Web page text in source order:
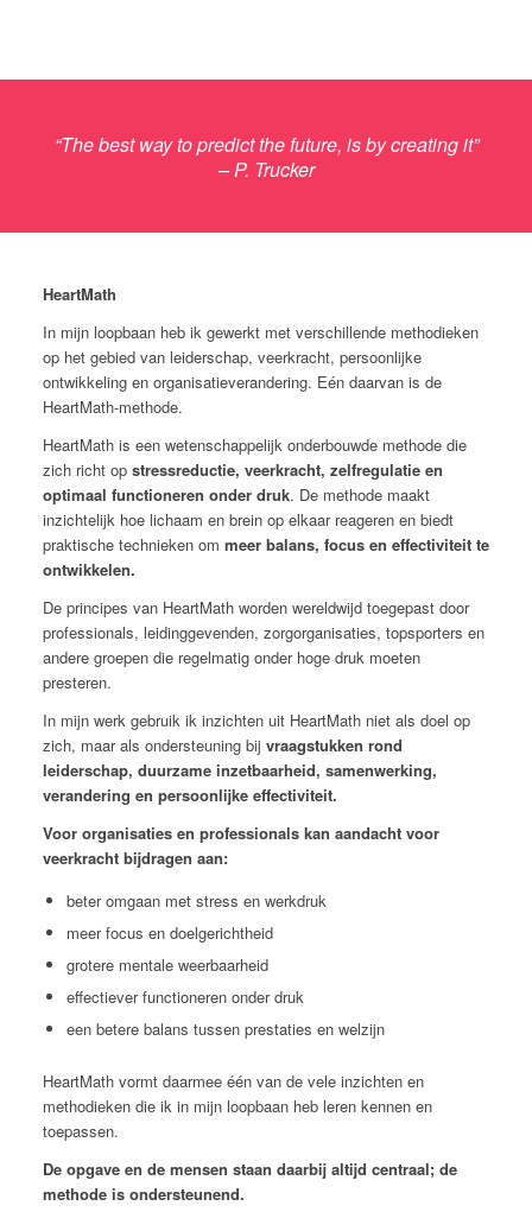
“The best way to predict the future, is by creating it”
– P. Trucker
HeartMath
In mijn loopbaan heb ik gewerkt met verschillende methodieken
op het gebied van leiderschap, veerkracht, persoonlijke
ontwikkeling en organisatieverandering. Eén daarvan is de
HeartMath-methode.
HeartMath is een wetenschappelijk onderbouwde methode die
zich richt op stressreductie, veerkracht, zelfregulatie en
optimaal functioneren onder druk. De methode maakt
inzichtelijk hoe lichaam en brein op elkaar reageren en biedt
praktische technieken om meer balans, focus en effectiviteit te
ontwikkelen.
De principes van HeartMath worden wereldwijd toegepast door
professionals, leidinggevenden, zorgorganisaties, topsporters en
andere groepen die regelmatig onder hoge druk moeten
presteren.
In mijn werk gebruik ik inzichten uit HeartMath niet als doel op
zich, maar als ondersteuning bij vraagstukken rond
leiderschap, duurzame inzetbaarheid, samenwerking,
verandering en persoonlijke effectiviteit.
Voor organisaties en professionals kan aandacht voor
veerkracht bijdragen aan:
beter omgaan met stress en werkdruk
meer focus en doelgerichtheid
grotere mentale weerbaarheid
effectiever functioneren onder druk
een betere balans tussen prestaties en welzijn
HeartMath vormt daarmee één van de vele inzichten en
methodieken die ik in mijn loopbaan heb leren kennen en
toepassen.
De opgave en de mensen staan daarbij altijd centraal; de
methode is ondersteunend.